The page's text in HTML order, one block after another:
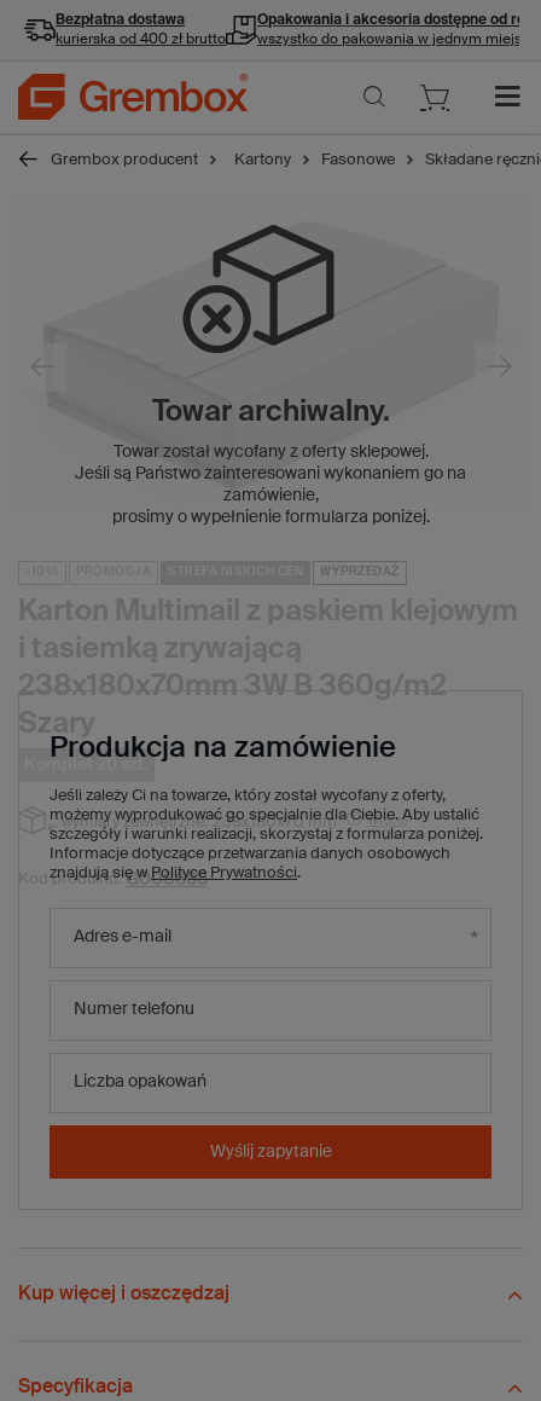
Bezpłatna dostawa
kurierska od 400 zł brutto
Opakowania i akcesoria dostępne od ręki
wszystko do pakowania w jednym miejscu
Grembox producent Kartony Fasonowe Składane
Towar archiwalny.
Towar został wycofany z oferty sklepowej.
Jeśli są Państwo zainteresowani wykonaniem go na
zamówienie,
prosimy o wypełnienie formularza poniżej.
Produkcja na zamówienie
Jeśli zależy Ci na towarze, który został wycofany z oferty,
możemy wyprodukować go specjalnie dla Ciebie. Aby ustalić
szczegóły i warunki realizacji, skorzystaj z formularza poniżej.
Informacje dotyczące przetwarzania danych osobowych
znajdują się w Polityce Prywatności.
Adres e-mail
Numer telefonu
Liczba opakowań
Wyślij zapytanie
WYPRZEDAŻ
Karton Multimail z paskiem klejowym
i tasiemką zrywającą
238x180x70mm 3W B 360g/m2
Szary
wymiary zewnętrzne: 238x180x70 mm Więcej
Kod produktu: G008665
Cena regularna: 25,00 zł
Kup więcej i oszczędzaj
Specyfikacja